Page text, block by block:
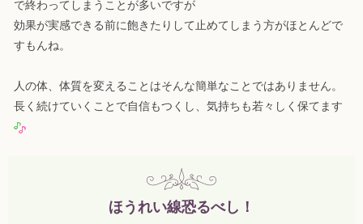
で終わってしまうことが多いですが
効果が実感できる前に飽きたりして止めてしまう方がほとんどで
すもんね。
人の体、体質を変えることはそんな簡単なことではありません。
長く続けていくことで自信もつくし、気持ちも若々しく保てます
ほうれい線恐るべし！